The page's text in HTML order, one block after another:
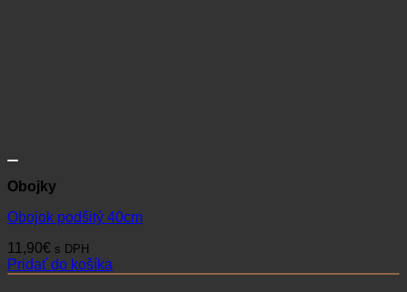
Obojky
Obojok podšitý 40cm
11,90€ s DPH
Pridať do košíka